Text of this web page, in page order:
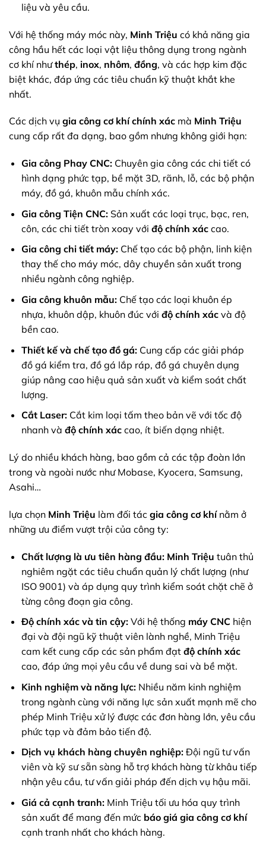
liệu và yêu cầu.
Với hệ thống máy móc này, Minh Triệu có khả năng gia
công hầu hết các loại vật liệu thông dụng trong ngành
cơ khí nhưthép, inox, nhôm, đồng, và các hợp kim đặc
biệt khác, đáp ứng các tiêu chuẩn kỹ thuật khắt khe
nhất.
Các dịch vụ gia công cơ khí chính xác mà Minh Triệu
cung cấp rất đa dạng, bao gồm nhưng không giới hạn:
Gia công Phay CNC:Chuyên gia công các chi tiết có
hình dạng phức tạp, bề mặt 3D, rãnh, lỗ, các bộ phận
máy, đồ gá, khuôn mẫu chính xác.
Gia công Tiện CNC:Sản xuất các loại trục, bạc, ren,
côn, các chi tiết tròn xoay với độ chính xáccao.
Gia công chi tiết máy:Chế tạo các bộ phận, linh kiện
thay thế cho máy móc, dây chuyền sản xuất trong
nhiều ngành công nghiệp.
Gia công khuôn mẫu:Chế tạo các loại khuôn ép
nhựa, khuôn dập, khuôn đúc với độ chính xácvà độ
bền cao.
Thiết kế và chế tạo đồ gá:Cung cấp các giải pháp
đồ gá kiểm tra, đồ gá lắp ráp, đồ gá chuyên dụng
giúp nâng cao hiệu quả sản xuất và kiểm soát chất
lượng.
Cắt Laser:Cắt kim loại tấm theo bản vẽ với tốc độ
nhanh và độ chính xáccao, ít biến dạng nhiệt.
Lý do nhiều khách hàng, bao gồm cả các tập đoàn lớn
trong và ngoài nước như Mobase, Kyocera, Samsung,
Asahi…
lựa chọn Minh Triệu làm đối tác gia công cơ khínằm ở
những ưu điểm vượt trội của công ty:
Chất lượng là ưu tiên hàng đầu: Minh Triệu tuân thủ
nghiêm ngặt các tiêu chuẩn quản lý chất lượng (như
ISO 9001) và áp dụng quy trình kiểm soát chặt chẽ ở
từng công đoạn gia công.
Độ chính xác và tin cậy:Với hệ thống máy CNChiện
đại và đội ngũ kỹ thuật viên lành nghề, Minh Triệu
cam kết cung cấp các sản phẩm đạt độ chính xác
cao, đáp ứng mọi yêu cầu về dung sai và bề mặt.
Kinh nghiệm và năng lực:Nhiều năm kinh nghiệm
trong ngành cùng với năng lực sản xuất mạnh mẽ cho
phép Minh Triệu xử lý được các đơn hàng lớn, yêu cầu
phức tạp và đảm bảo tiến độ.
Dịch vụ khách hàng chuyên nghiệp:Đội ngũ tư vấn
viên và kỹ sư sẵn sàng hỗ trợ khách hàng từ khâu tiếp
nhận yêu cầu, tư vấn giải pháp đến dịch vụ hậu mãi.
Giá cả cạnh tranh:Minh Triệu tối ưu hóa quy trình
sản xuất để mang đến mức báo giá gia công cơ khí
cạnh tranh nhất cho khách hàng.